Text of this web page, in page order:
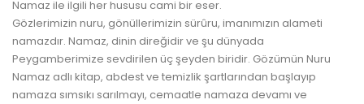
Namaz ile ilgili her hususu cami bir eser.
Gözlerimizin nuru, gönüllerimizin sürûru, imanımızın alameti
namazdır. Namaz, dinin direğidir ve şu dünyada
Peygamberimize sevdirilen üç şeyden biridir. Gözümün Nuru
Namaz adlı kitap, abdest ve temizlik şartlarından başlayıp
namaza sımsıkı sarılmayı, cemaatle namaza devamı ve